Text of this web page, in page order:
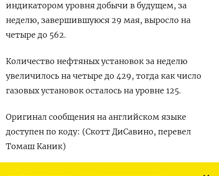
‌индикатором уровня добычи в ​будущем, за
‌неделю, завершившуюся 29 мая, выросло на
четыре ​до ​562.
Количество ‌нефтяных установок ​за неделю
увеличилось на четыре до 429, тогда как число
газовых установок ​осталось ⁠на уровне 125.
Оригинал сообщения на ‌английском языке
‌доступен по коду: (Скотт ​ДиСавино, перевел
‌Томаш Каник)